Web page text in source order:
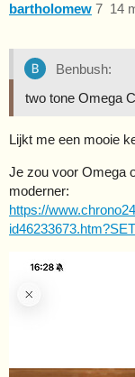
bartholomew 14
7
Benbush:
two tone Omega
Lijkt me een mooie
Je zou voor Omega
moderner:
https://